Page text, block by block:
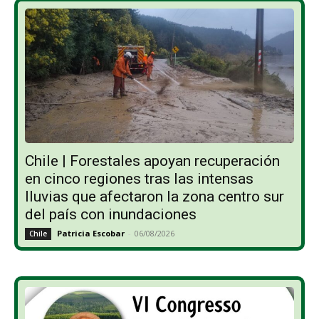
Chile | Forestales apoyan recuperación
en cinco regiones tras las intensas
lluvias que afectaron la zona centro sur
del país con inundaciones
Chile Patricia Escobar - 06/08/2026